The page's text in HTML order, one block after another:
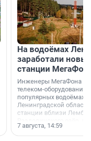
На водоёмах
заработали
станции
Инженеры МегаФона
телеком-оборудование
популярных водоёмах
Ленинградской
станции вблизи
недалеко от Большого
водопада.
7 августа, 14:59